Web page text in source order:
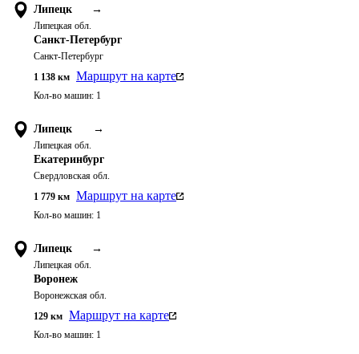
Липецк →
Липецкая обл.
Санкт-Петербург
Санкт-Петербург
1 138 км Маршрут на карте
Кол-во машин: 1
Липецк →
Липецкая обл.
Екатеринбург
Свердловская обл.
1 779 км Маршрут на карте
Кол-во машин: 1
Липецк →
Липецкая обл.
Воронеж
Воронежская обл.
129 км Маршрут на карте
Кол-во машин: 1